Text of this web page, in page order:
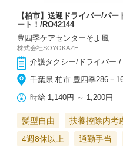
【柏市】送迎ドライバー/パ
ート！/RO42144
豊四季ケアセンターそよ風
株式会社SOYOKAZE
介護タクシー/ドライバー
千葉県 柏市 豊四季286－
時給 1,140円 ～ 1,200円
髪型自由 扶養控除内考
4週8休以上
通勤手当